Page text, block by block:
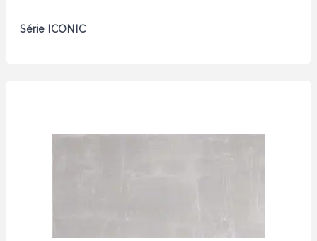
Série ICONIC